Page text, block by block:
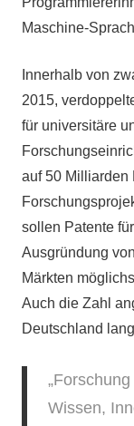
Maschine-
Innerhalb von
2015,
für universitäre
auf 50 Milliarden
sollen Patente
Ausgründung
Märkten
Auch die Zahl
Deutschland
Wissen,